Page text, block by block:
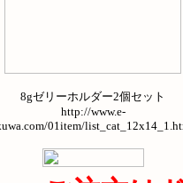
8gゼリーホルダー2個セット
http://www.e-
01item/